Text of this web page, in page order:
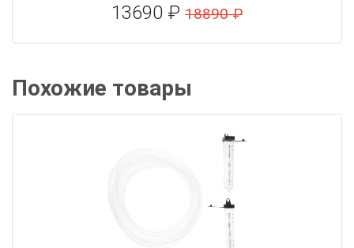
13690 ₽ 18890 ₽
Похожие товары